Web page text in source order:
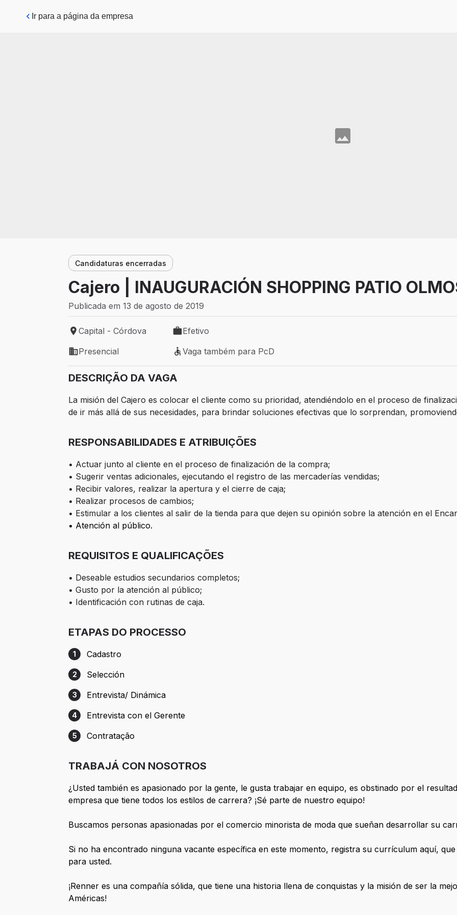
Pular para o conteúdo principal
Ir para a página da empresa
Candidaturas encerradas
Cajero | INAUGURACIÓN SHOPPING PATIO
Publicada em 13 de agosto de 2019
Local de trabalho: Capital - Córdova
Capital - Córdova
Tipo de vaga: Efetivo
Efetivo
Modelo de trabalho: Presencial
Presencial
Vaga também para PcD
Vaga também para PcD
DESCRIÇÃO DA VAGA
La misión del Cajero es colocar el cliente como su prioridad, atendiéndolo en el proceso de
de ir más allá de sus necesidades, para brindar soluciones efectivas que lo sorprendan,
RESPONSABILIDADES E ATRIBUIÇÕES
• Actuar junto al cliente en el proceso de finalización de la compra;
• Sugerir ventas adicionales, ejecutando el registro de las mercaderías vendidas;
• Recibir valores, realizar la apertura y el cierre de caja;
• Realizar procesos de cambios;
• Estimular a los clientes al salir de la tienda para que dejen su opinión sobre la atención en el
• Atención al público.
REQUISITOS E QUALIFICAÇÕES
• Deseable estudios secundarios completos;
• Gusto por la atención al público;
• Identificación con rutinas de caja.
ETAPAS DO PROCESSO
Etapa 1: Cadastro
1 Cadastro
Etapa 2: Selección
2 Selección
Etapa 3: Entrevista/ Dinámica
3 Entrevista/ Dinámica
Etapa 4: Entrevista con el Gerente
4 Entrevista con el Gerente
Etapa 5: Contratação
5 Contratação
TRABAJÁ CON NOSOTROS
¿Usted también es apasionado por la gente, le gusta trabajar en equipo, es obstinado por el
empresa que tiene todos los estilos de carrera? ¡Sé parte de nuestro equipo!
Buscamos personas apasionadas por el comercio minorista de moda que sueñan desarrollar su
Si no ha encontrado ninguna vacante específica en este momento, registra su currículum aquí,
para usted.
¡Renner es una compañía sólida, que tiene una historia llena de conquistas y la misión de ser la
Américas!